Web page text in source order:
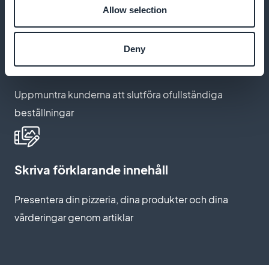
Allow selection
Deny
Återlansering av övergiven korg
Uppmuntra kunderna att slutföra ofullständiga
beställningar
Skriva förklarande innehåll
Presentera din pizzeria, dina produkter och dina
värderingar genom artiklar